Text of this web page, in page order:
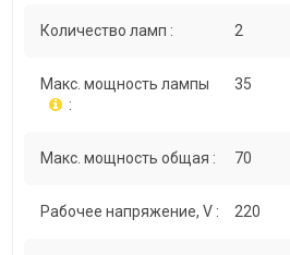
Количество ламп : 2
Макс. мощность лампы
:
35
Макс. мощность общая : 70
Рабочее напряжение, V : 220